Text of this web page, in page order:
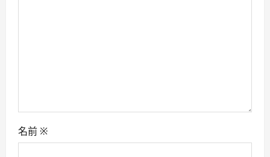
名前 ※